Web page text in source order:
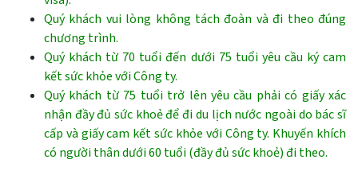
Quý khách vui lòng không tách đoàn và đi theo đúng
chương trình.
Quý khách từ 70 tuổi đến dưới 75 tuổi yêu cầu ký cam
kết sức khỏe với Công ty.
Quý khách từ 75 tuổi trở lên yêu cầu phải có giấy xác
nhận đầy đủ sức khoẻ để đi du lịch nước ngoài do bác sĩ
cấp và giấy cam kết sức khỏe với Công ty. Khuyến khích
có người thân dưới 60 tuổi (đầy đủ sức khoẻ) đi theo.